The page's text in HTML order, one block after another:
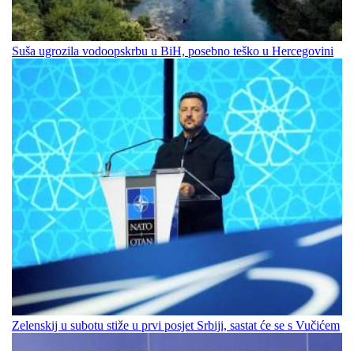
Suša ugrozila vodoopskrbu u BiH, posebno teško u Hercegovini
Zelenskij u subotu stiže u prvi posjet Srbiji, sastat će se s Vučićem